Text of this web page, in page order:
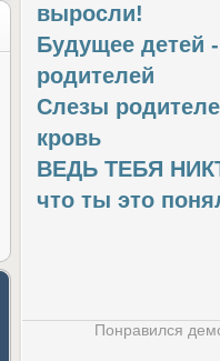
выросли!
Будущее детей
родителей
Слезы
кровь
ВЕДЬ ТЕБЯ
что ты это
Понравился